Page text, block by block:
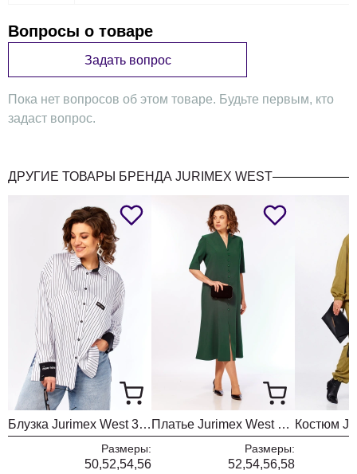
Вопросы о товаре
Задать вопрос
Пока нет вопросов об этом товаре. Будьте первым, кто
задаст вопрос.
ДРУГИЕ ТОВАРЫ БРЕНДА JURIMEX WEST
Блузка Jurimex West 3487
Размеры:
50,52,54,56
Платье Jurimex West 3533
Размеры:
52,54,56,58